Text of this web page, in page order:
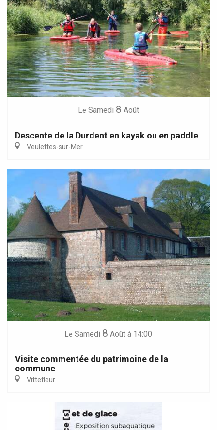
Le Samedi 8 Août
Descente de la Durdent en kayak ou en paddle
Veulettes-sur-Mer
Le Samedi 8 Août à 14:00
Visite commentée du patrimoine de la
commune
Vittefleur